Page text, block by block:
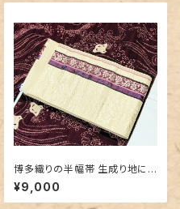
博多織りの半幅帯 生成り地に
豪華な地紋＆赤紫色
¥9,000